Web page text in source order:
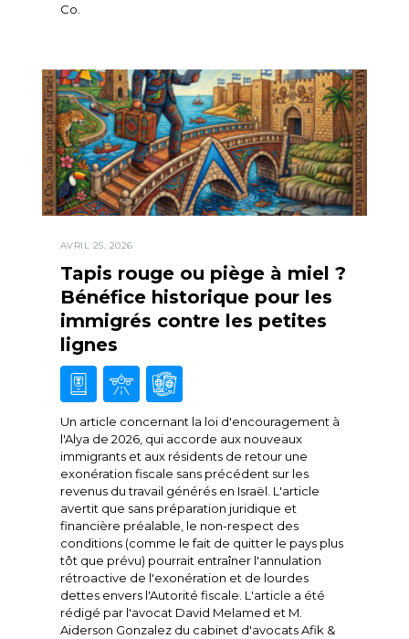
Co.
AVRIL 25, 2026
Tapis rouge ou piège à miel ?
Bénéfice historique pour les
immigrés contre les petites
lignes
Un article concernant la loi d'encouragement à
l'Alya de 2026, qui accorde aux nouveaux
immigrants et aux résidents de retour une
exonération fiscale sans précédent sur les
revenus du travail générés en Israël. L'article
avertit que sans préparation juridique et
financière préalable, le non-respect des
conditions (comme le fait de quitter le pays plus
tôt que prévu) pourrait entraîner l'annulation
rétroactive de l'exonération et de lourdes
dettes envers l'Autorité fiscale. L'article a été
rédigé par l'avocat David Melamed et M.
Aiderson Gonzalez du cabinet d'avocats Afik &